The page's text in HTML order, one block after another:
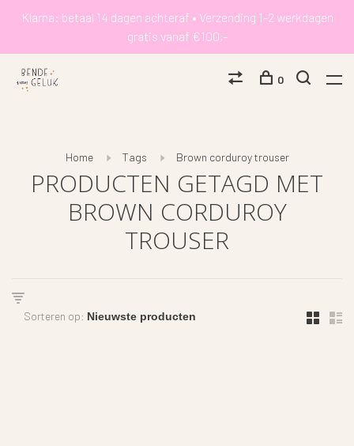
Klarna: betaal 14 dagen achteraf • Verzending 1-2 werkdagen
gratis vanaf €100,-
0
Home Tags Brown corduroy trouser
PRODUCTEN GETAGD MET
BROWN CORDUROY
TROUSER
Sorteren op: